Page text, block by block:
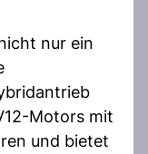
nur ein
Motors mit
und bietet